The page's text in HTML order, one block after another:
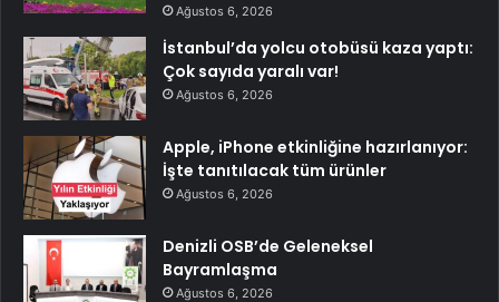
Ağustos 6, 2026
İstanbul’da yolcu otobüsü kaza yaptı:
Çok sayıda yaralı var!
Ağustos 6, 2026
Apple, iPhone etkinliğine hazırlanıyor:
İşte tanıtılacak tüm ürünler
Ağustos 6, 2026
Denizli OSB’de Geleneksel
Bayramlaşma
Ağustos 6, 2026